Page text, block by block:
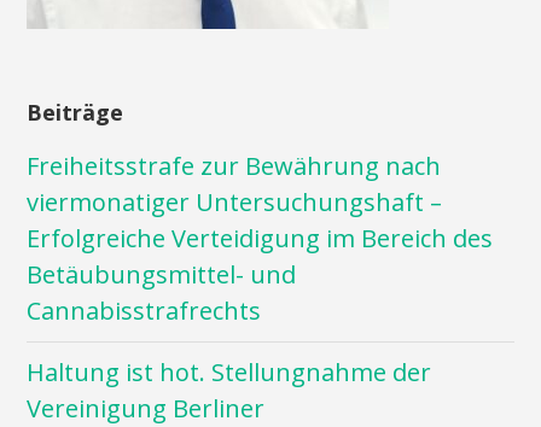
Beiträge
Freiheitsstrafe zur Bewährung nach
viermonatiger Untersuchungshaft –
Erfolgreiche Verteidigung im Bereich des
Betäubungsmittel- und
Cannabisstrafrechts
Haltung ist hot. Stellungnahme der
Vereinigung Berliner